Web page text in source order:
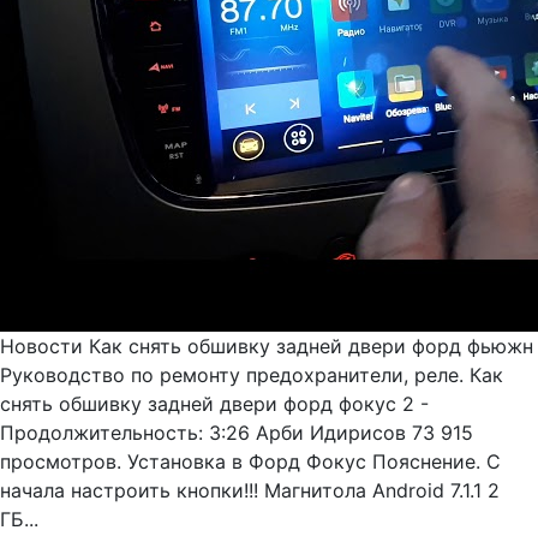
Новости Как снять обшивку задней двери форд фьюжн
Руководство по ремонту предохранители, реле. Как
снять обшивку задней двери форд фокус 2 -
Продолжительность: 3:26 Арби Идирисов 73 915
просмотров. Установка в Форд Фокус Пояснение. С
начала настроить кнопки!!! Магнитола Android 7.1.1 2
ГБ...